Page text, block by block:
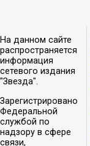
На данном сайте
распространяется
информация
сетевого издания
"Звезда".
Зарегистрировано
Федеральной
службой по
надзору в сфере
связи,